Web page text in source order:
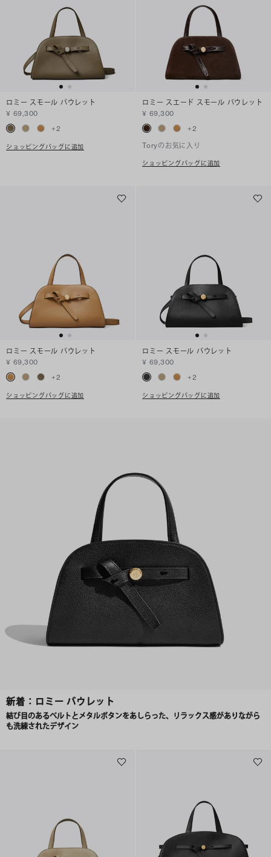
ロミー スモール バウレット
¥ 69,300
+2
ショッピングバッグに追加
ロミー スエード スモール バウレット
¥ 69,300
+2
Toryのお気に入り
ショッピングバッグに追加
ロミー スモール バウレット
¥ 69,300
+2
ショッピングバッグに追加
ロミー スモール バウレット
¥ 69,300
+2
ショッピングバッグに追加
新着：ロミー バウレット
結び目のあるベルトとメタルボタンをあしらった、リラックス感がありながら
も洗練されたデザイン